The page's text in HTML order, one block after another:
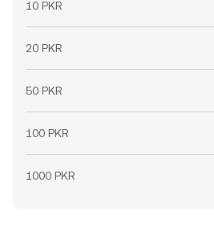
10 PKR
20 PKR
50 PKR
100 PKR
1000 PKR